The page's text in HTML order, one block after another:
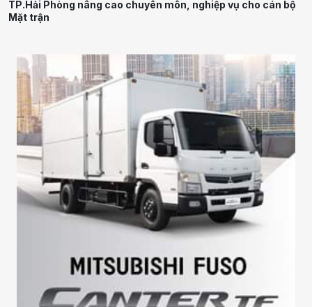
TP.Hải Phòng nâng cao chuyên môn, nghiệp vụ cho cán bộ
Mặt trận